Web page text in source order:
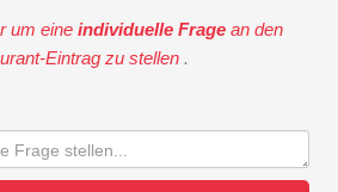
um eineindividuelle Frage an den
Eintrag zu stellen .